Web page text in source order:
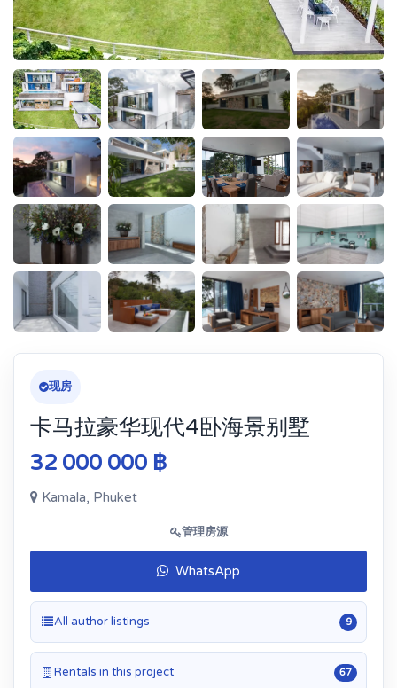
现房
卡马拉豪华现代4卧海景别墅
32 000 000 ฿
Kamala, Phuket
管理房源
WhatsApp
All author listings 9
Rentals in this project 67